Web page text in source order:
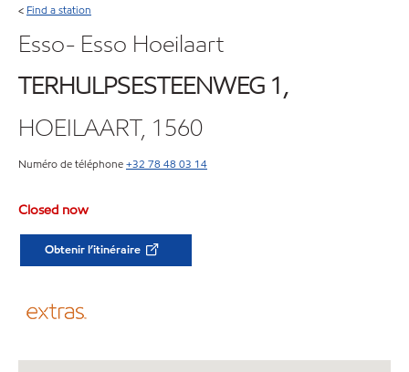
< Find a station
Esso- Esso Hoeilaart
TERHULPSESTEENWEG 1,
HOEILAART, 1560
Numéro de téléphone+32 78 48 03 14
Closed now
Obtenir l’itinéraire